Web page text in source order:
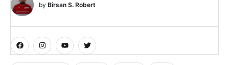
by Bîrsan S. Robert